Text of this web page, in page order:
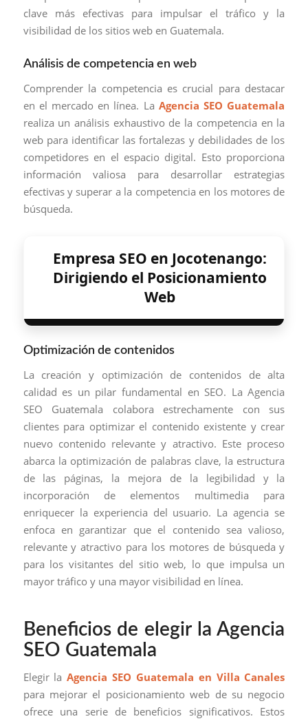
clave más efectivas para impulsar el tráfico y la
visibilidad de los sitios web en Guatemala.
Análisis de competencia en web
Comprender la competencia es crucial para destacar
en el mercado en línea. La Agencia SEO Guatemala
realiza un análisis exhaustivo de la competencia en la
web para identificar las fortalezas y debilidades de los
competidores en el espacio digital. Esto proporciona
información valiosa para desarrollar estrategias
efectivas y superar a la competencia en los motores de
búsqueda.
Empresa SEO en Jocotenango:
Dirigiendo el Posicionamiento
Web
Optimización de contenidos
La creación y optimización de contenidos de alta
calidad es un pilar fundamental en SEO. La Agencia
SEO Guatemala colabora estrechamente con sus
clientes para optimizar el contenido existente y crear
nuevo contenido relevante y atractivo. Este proceso
abarca la optimización de palabras clave, la estructura
de las páginas, la mejora de la legibilidad y la
incorporación de elementos multimedia para
enriquecer la experiencia del usuario. La agencia se
enfoca en garantizar que el contenido sea valioso,
relevante y atractivo para los motores de búsqueda y
para los visitantes del sitio web, lo que impulsa un
mayor tráfico y una mayor visibilidad en línea.
Beneficios de elegir la Agencia
SEO Guatemala
Elegir laAgencia SEO Guatemala en Villa Canales
para mejorar el posicionamiento web de su negocio
ofrece una serie de beneficios significativos. Estos